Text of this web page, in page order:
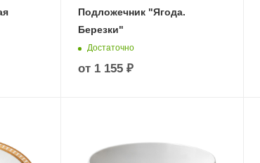
Подложечник "Ягода.
Березки"
Достаточно
от 1 155 ₽